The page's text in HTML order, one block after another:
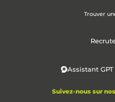
Trouver
Assistant
Suivez-nous sur